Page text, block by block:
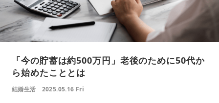
「今の貯蓄は約500万円」老後のために50代か
ら始めたこととは
結婚生活 2025.05.16 Fri